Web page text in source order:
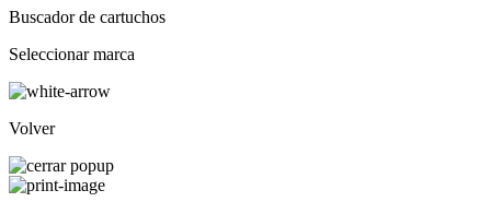
Buscador de cartuchos
Seleccionar marca
Volver